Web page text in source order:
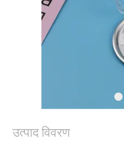
उत्पाद विवरण